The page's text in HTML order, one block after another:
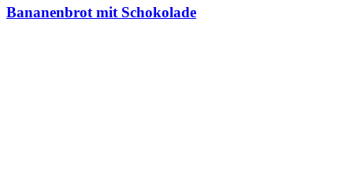
Bananenbrot mit Schokolade